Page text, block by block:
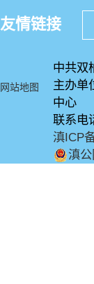
友情链接
网站地图
中共双
主办单
中心
联系电
滇ICP
滇公